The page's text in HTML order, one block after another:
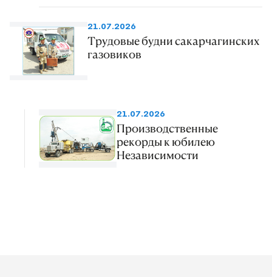
21.07.2026
Трудовые будни сакарчагинских
газовиков
21.07.2026
Производственные
рекорды к юбилею
Независимости